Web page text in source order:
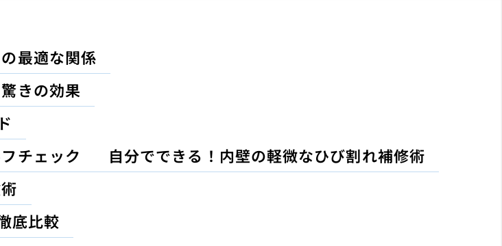
最適な関係
きの効果
チェック
自分でできる！内壁の軽微なひび割れ補修術
底比較